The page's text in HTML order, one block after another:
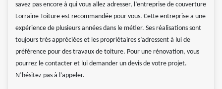
savez pas encore à qui vous allez adresser, l’entreprise de couverture
Lorraine Toiture est recommandée pour vous. Cette entreprise a une
expérience de plusieurs années dans le métier. Ses réalisations sont
toujours très appréciées et les propriétaires s’adressent à lui de
préférence pour des travaux de toiture. Pour une rénovation, vous
pourrez le contacter et lui demander un devis de votre projet.
N’hésitez pas à l’appeler.